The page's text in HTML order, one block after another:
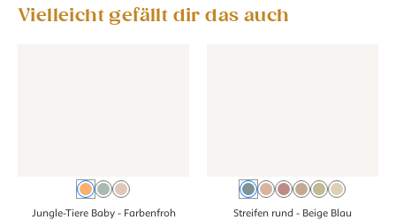
Vielleicht gefällt dir das auch
Farbenfroh
Grünblau
Beige
Jungle-Tiere Baby- Farbenfroh
Beige Blau
Oudroze
RosaBraun
GroenBeige
Streifen rund - Beige Blau